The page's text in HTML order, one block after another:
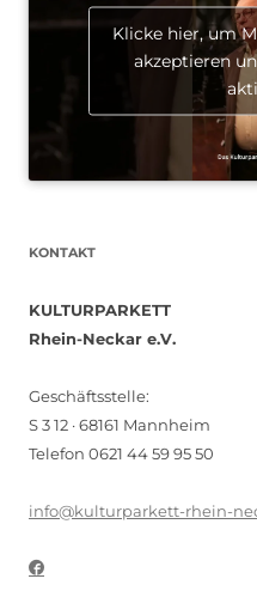
Klicke hier, um
akzeptieren
KONTAKT
KULTURPARKETT
Rhein-Neckar e.V.
Geschäftsstelle:
S 3 12 · 68161 Mannheim
Telefon 0621 44 59 95 50
info@kulturparkett-rhein-